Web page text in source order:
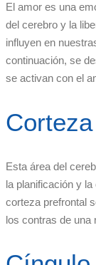
El amor es una
del cerebro y la
influyen en
continuación, se
se activan con el
Esta área del
la planificación y
corteza prefrontal
los contras de una